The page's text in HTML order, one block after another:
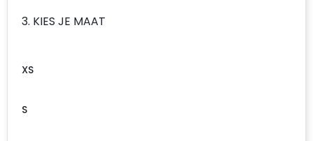
3. KIES JE MAAT
XS
S